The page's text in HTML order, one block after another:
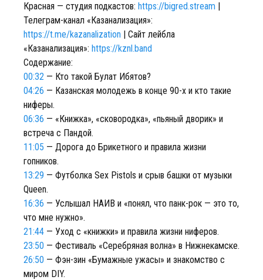
Красная — cтудия подкастов: https://bigred.stream |
Телеграм-канал «Казанализация»:
https://t.me/kazanalization | Сайт лейбла
«Казанализация»: https://kznl.band
Содержание:
00:32 — Кто такой Булат Ибятов?
04:26 — Казанская молодежь в конце 90-х и кто такие
ниферы.
06:36 — «Книжка», «сковородка», «пьяный дворик» и
встреча с Пандой.
11:05 — Дорога до Брикетного и правила жизни
гопников.
13:29 — Футболка Sex Pistols и срыв башки от музыки
Queen.
16:36 — Услышал НАИВ и «понял, что панк-рок — это то,
что мне нужно».
21:44 — Уход с «книжки» и правила жизни ниферов.
23:50 — Фестиваль «Серебряная волна» в Нижнекамске.
26:50 — Фэн-зин «Бумажные ужасы» и знакомство с
миром DIY.